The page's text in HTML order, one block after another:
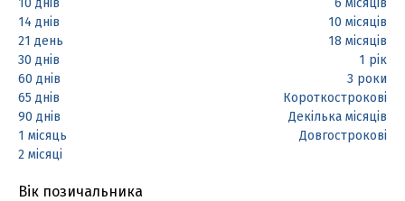
10 днів
14 днів
21 день
30 днів
60 днів
65 днів
90 днів
1 місяць
2 місяці
6 місяців
10 місяців
18 місяців
1 рік
3 роки
Короткострокові
Декілька місяців
Довгострокові
Вік позичальника